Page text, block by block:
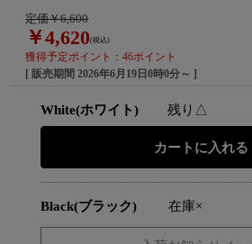
定価￥6,600
￥4,620(税込)
獲得予定ポイント：46ポイント
[ 販売期間2026年6月19日0時0分～ ]
White(ホワイト) 残り△
Black(ブラック) 在庫×